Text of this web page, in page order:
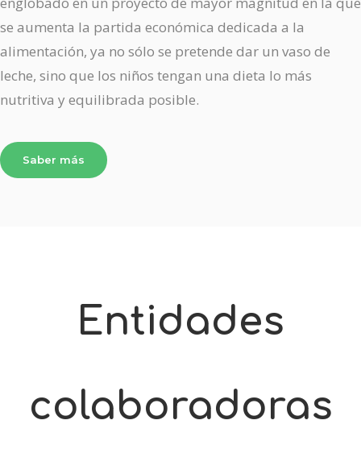
se aumenta la partida económica dedicada a la
alimentación, ya no sólo se pretende dar un vaso de
leche, sino que los niños tengan una dieta lo más
nutritiva y equilibrada posible.
Saber más
Entidades
colaboradoras